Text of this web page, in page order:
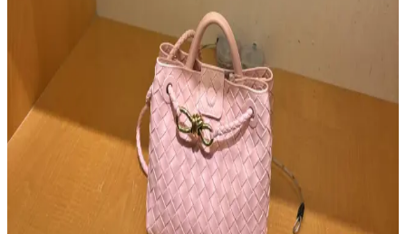
ve Marka Değerinin İncelenmesi
Ferragamo, aile şirketi olarak yüksek kalite ve özgün tasarımlarla
lüks çanta pazarında öne çıkıyor. Dayanıklı malzemeler ve
fonksiyonel detaylar, kullanıcı deneyimini artırıyor.
Celine 16 ve Triomphe Çantalarının Satış Durumu,
Özellikleri ve Bakım Yöntemleri
Celine 16 ve Triomphe çantalarının satışının durdurulması
gündemde. Doğal dana derisi olan bu modellerin çiziklere karşı su
bazlı kremle bakımı önerilir. İkinci el piyasası devam ediyor.